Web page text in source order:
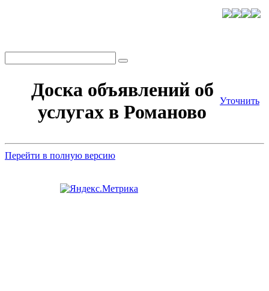
Доска объявлений об
услугах в Романово
Уточнить
Перейти в полную версию